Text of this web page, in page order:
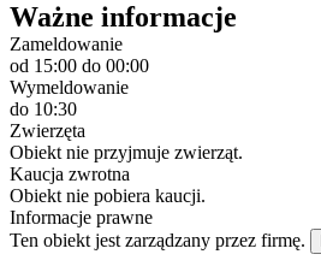
Ważne informacje
Zameldowanie
od 15:00 do 00:00
Wymeldowanie
do 10:30
Zwierzęta
Obiekt nie przyjmuje zwierząt.
Kaucja zwrotna
Obiekt nie pobiera kaucji.
Informacje prawne
Ten obiekt jest zarządzany przez firmę.